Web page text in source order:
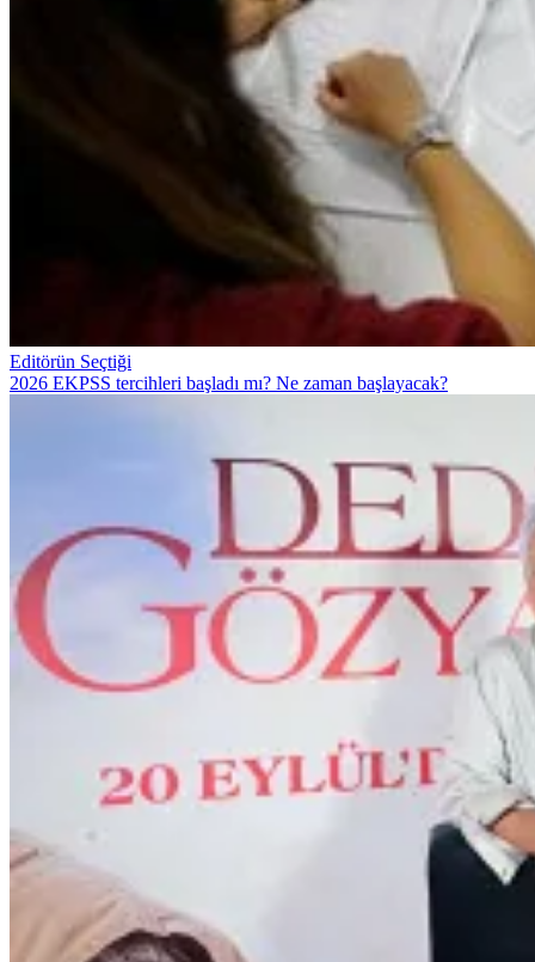
Editörün Seçtiği
2026 EKPSS tercihleri başladı mı? Ne zaman başlayacak?